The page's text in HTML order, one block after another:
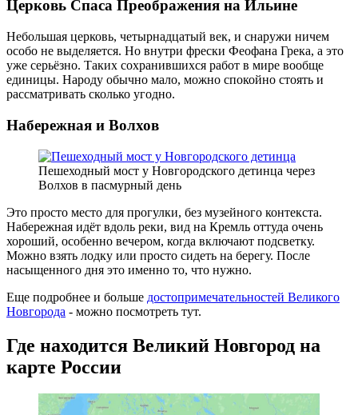
Церковь Спаса Преображения на Ильине
Небольшая церковь, четырнадцатый век, и снаружи ничем
особо не выделяется. Но внутри фрески Феофана Грека, а это
уже серьёзно. Таких сохранившихся работ в мире вообще
единицы. Народу обычно мало, можно спокойно стоять и
рассматривать сколько угодно.
Набережная и Волхов
Пешеходный мост у Новгородского детинца через
Волхов в пасмурный день
Это просто место для прогулки, без музейного контекста.
Набережная идёт вдоль реки, вид на Кремль оттуда очень
хороший, особенно вечером, когда включают подсветку.
Можно взять лодку или просто сидеть на берегу. После
насыщенного дня это именно то, что нужно.
Еще подробнее и больше достопримечательностей Великого
Новгорода - можно посмотреть тут.
Где находится Великий Новгород на
карте России